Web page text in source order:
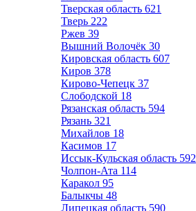
Тверская область 621
Тверь 222
Ржев 39
Вышний Волочёк 30
Кировская область 607
Киров 378
Кирово-Чепецк 37
Слободской 18
Рязанская область 594
Рязань 321
Михайлов 18
Касимов 17
Иссык-Кульская область 592
Чолпон-Ата 114
Каракол 95
Балыкчы 48
Липецкая область 590